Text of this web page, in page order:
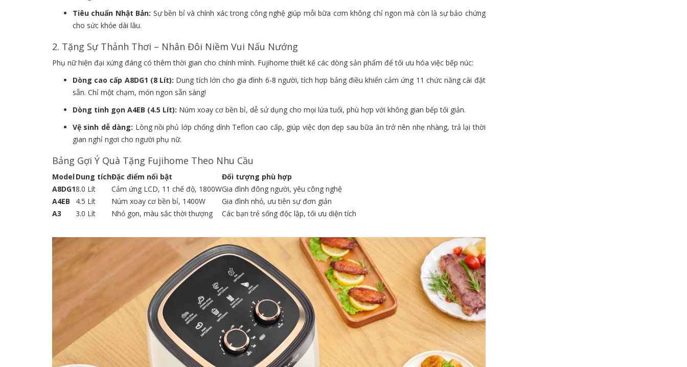
Tiêu chuẩn Nhật Bản: Sự bền bỉ và chính xác trong công nghệ giúp mỗi bữa cơm không chỉ ngon mà còn là sự bảo chứng
cho sức khỏe dài lâu.
2. Tặng Sự Thảnh Thơi – Nhân Đôi Niềm Vui Nấu Nướng
Phụ nữ hiện đại xứng đáng có thêm thời gian cho chính mình. Fujihome thiết kế các dòng sản phẩm để tối ưu hóa việc bếp núc:
Dòng cao cấp A8DG1 (8 Lít): Dung tích lớn cho gia đình 6-8 người, tích hợp bảng điều khiển cảm ứng 11 chức năng cài đặt
sẵn. Chỉ một chạm, món ngon sẵn sàng!
Dòng tinh gọn A4EB (4.5 Lít): Núm xoay cơ bền bỉ, dễ sử dụng cho mọi lứa tuổi, phù hợp với không gian bếp tối giản.
Vệ sinh dễ dàng: Lòng nồi phủ lớp chống dính Teflon cao cấp, giúp việc dọn dẹp sau bữa ăn trở nên nhẹ nhàng, trả lại thời
gian nghỉ ngơi cho người phụ nữ.
Bảng Gợi Ý Quà Tặng Fujihome Theo Nhu Cầu
ModelDung tíchĐặc điểm nổi bật
Đối tượng phù hợp
A8DG18.0 Lít Cảm ứng LCD, 11 chế độ, 1800WGia đình đông người, yêu công nghệ
A4EB
4.5 Lít Núm xoay cơ bền bỉ, 1400W
Gia đình nhỏ, ưu tiên sự đơn giản
A3
3.0 Lít Nhỏ gọn, màu sắc thời thượng Các bạn trẻ sống độc lập, tối ưu diện tích